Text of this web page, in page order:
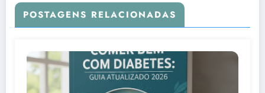
POSTAGENS RELACIONADAS